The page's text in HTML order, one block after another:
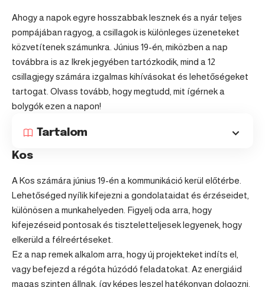
Ahogy a napok egyre hosszabbak lesznek és a nyár teljes
pompájában ragyog, a csillagok is különleges üzeneteket
közvetítenek számunkra. Június 19-én, miközben a nap
továbbra is az Ikrekjegyében tartózkodik, mind a 12
csillagjegy számára izgalmas kihívásokat és lehetőségeket
tartogat. Olvass tovább, hogy megtudd, mit ígérnek a
bolygók ezen a napon!
Tartalom
Kos
A Kos számára június 19-én a kommunikáció kerül előtérbe.
Lehetőséged nyílik kifejezni a gondolataidat és érzéseidet,
különösen a munkahelyeden. Figyelj oda arra, hogy
kifejezéseid pontosak és tiszteletteljesek legyenek, hogy
elkerüld a félreértéseket.
Ez a nap remek alkalom arra, hogy új projekteket indíts el,
vagy befejezd a régóta húzódó feladatokat. Az energiáid
magas szinten állnak, így képes leszel hatékonyan dolgozni.